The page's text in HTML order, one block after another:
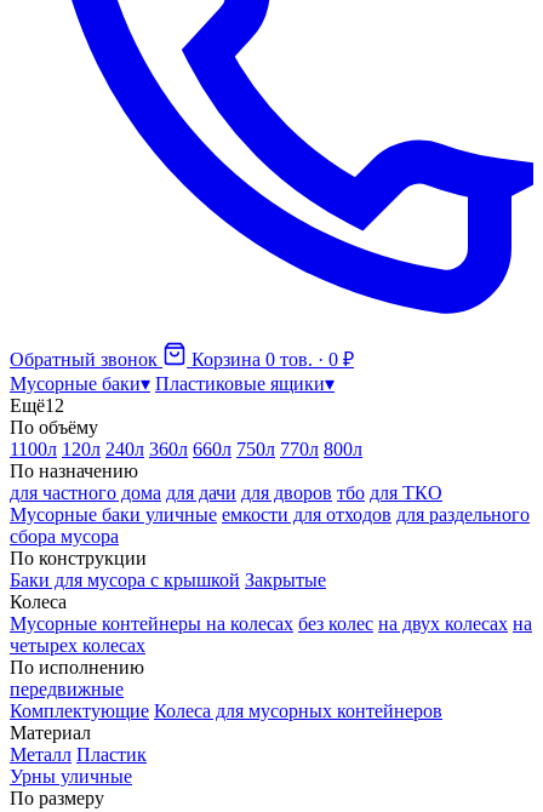
Обратный звонок Корзина 0 тов. · 0 ₽
Мусорные баки▾ Пластиковые ящики▾
Ещё12
По объёму
1100л 120л 240л 360л 660л 750л 770л 800л
По назначению
для частного дома для дачи для дворов тбо для ТКО
Мусорные баки уличные емкости для отходов для раздельного
сбора мусора
По конструкции
Баки для мусора с крышкой Закрытые
Колеса
Мусорные контейнеры на колесах без колес на двух колесах на
четырех колесах
По исполнению
передвижные
Комплектующие Колеса для мусорных контейнеров
Материал
Металл Пластик
Урны уличные
По размеру